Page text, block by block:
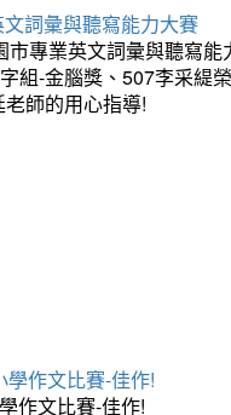
詞彙與聽寫能力大賽
專業英文詞彙與聽寫
組-金腦獎、507李采緹
師的用心指導!
作文比賽-佳作!
作文比賽-佳作!